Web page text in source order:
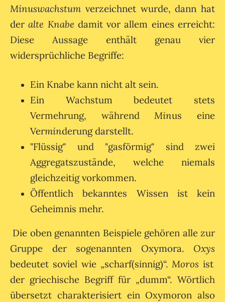
Minuswachstum verzeichnet wurde, dann hat
deralte Knabe damit vor allem eines erreicht:
Diese Aussage enthält genau vier
widersprüchliche Begriffe:
Ein Knabe kann nicht alt sein.
Ein Wachstum bedeutet stets
Vermehrung, währendMinus eine
Verminderung darstellt.
"Flüssig" und "gasförmig" sind zwei
Aggregatszustände, welche niemals
gleichzeitig vorkommen.
Öffentlich bekanntes Wissen ist kein
Geheimnis mehr.
Die oben genannten Beispiele gehören alle zur
Gruppe der sogenannten Oxymora. Oxys
bedeutet soviel wie „scharf(sinnig)“.Moros ist
der griechische Begriff für „dumm“. Wörtlich
übersetzt charakterisiert ein Oxymoron also